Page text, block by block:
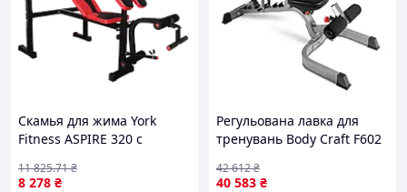
Скамья для жима York
Fitness ASPIRE 320 с
партой Скотта
8 278 ₴
11 825.71₴
Регульована лавка для
тренувань Body Craft F602
40 583 ₴
42 612₴